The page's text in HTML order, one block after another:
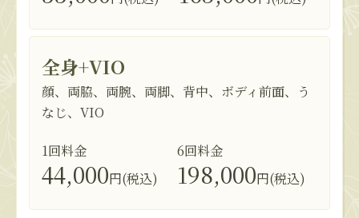
全身+VIO
顔、両脇、両腕、両脚、背中、ボディ前面、う
なじ、VIO
1回料金
44,000円(税込)
6回料金
198,000円(税込)